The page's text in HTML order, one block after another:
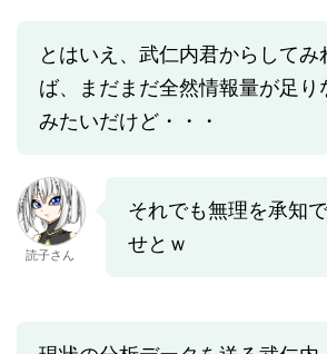
とはいえ、武仁内君からしてみ
ば、まだまだ全然情報量が足り
みたいだけど・・・
読子さん
それでも無理を承知
せとｗ